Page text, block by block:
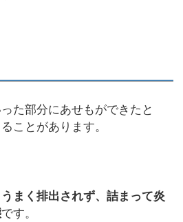
た部分にあせもができたと
ことがあります。
まく排出されず、詰まって炎
です。